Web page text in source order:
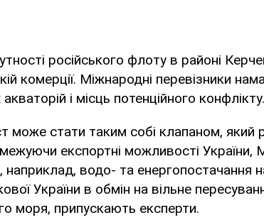
російського флоту в районі
комерції. Міжнародні перевізники
і місць потенційного конфлікту.
може стати таким собі клапаном, який
експортні можливості
наприклад, водо- та енергопостачання
України в обмін на вільне
моря, припускають експерти.